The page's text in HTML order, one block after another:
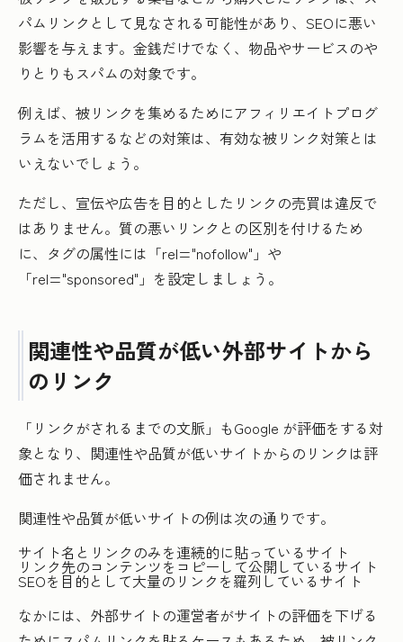
パムリンクとして見なされる可能性があり、SEOに悪い
影響を与えます。金銭だけでなく、物品やサービスのや
りとりもスパムの対象です。
例えば、被リンクを集めるためにアフィリエイトプログ
ラムを活用するなどの対策は、有効な被リンク対策とは
いえないでしょう。
ただし、宣伝や広告を目的としたリンクの売買は違反で
はありません。質の悪いリンクとの区別を付けるため
に、タグの属性には「rel="nofollow"」や
「rel="sponsored"」を設定しましょう。
関連性や品質が低い外部サイトから
のリンク
「リンクがされるまでの文脈」もGoogle が評価をする対
象となり、関連性や品質が低いサイトからのリンクは評
価されません。
関連性や品質が低いサイトの例は次の通りです。
サイト名とリンクのみを連続的に貼っているサイト
リンク先のコンテンツをコピーして公開しているサイト
SEOを目的として大量のリンクを羅列しているサイト
なかには、外部サイトの運営者がサイトの評価を下げる